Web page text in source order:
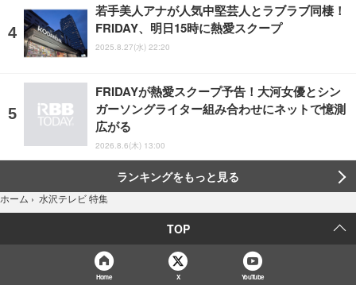
若手美人アナが人気中堅芸人とラブラブ同棲！
FRIDAY、明日15時に熱愛スクープ
2025.8.27(水) 22:20
FRIDAYが熱愛スクープ予告！大河女優とシン
ガーソングライター組み合わせにネットで憶測
広がる
2026.8.6(木) 13:00
ランキングをもっと見る
ホーム › 水沢テレビ 特集
TOP
Home X YouTube